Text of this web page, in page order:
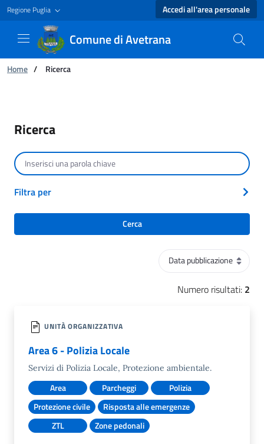
Regione Puglia Accedi all'area personale
Comune di Avetrana
Ti trovi in:
Home / Ricerca
Ricerca
Ordinamento
Numero risultati: 2
UNITÀ ORGANIZZATIVA
Area 6 - Polizia Locale
Servizi di Polizia Locale, Protezione ambientale.
Area Parcheggi
Polizia
Protezione civile
Risposta alle emergenze
ZTL
Zone pedonali
Cerca per testo
Filtra per
Cerca